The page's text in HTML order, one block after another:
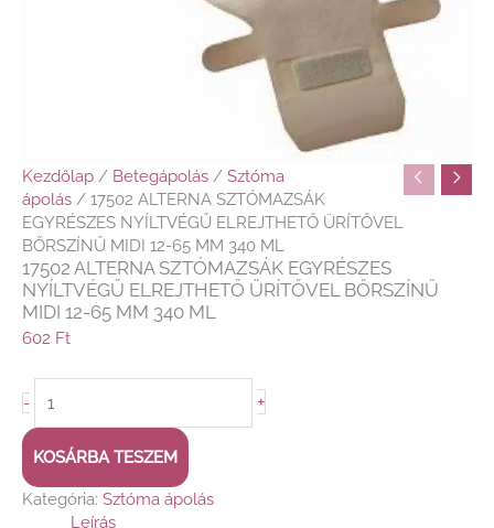
Kezdőlap / Betegápolás / Sztóma
ápolás / 17502 ALTERNA SZTÓMAZSÁK
EGYRÉSZES NYÍLTVÉGŰ ELREJTHETŐ ÜRÍTŐVEL
BŐRSZÍNŰ MIDI 12-65 MM 340 ML
17502 ALTERNA SZTÓMAZSÁK EGYRÉSZES
NYÍLTVÉGŰ ELREJTHETŐ ÜRÍTŐVEL BŐRSZÍNŰ
MIDI 12-65 MM 340 ML
602 Ft
- +
KOSÁRBA TESZEM
Kategória: Sztóma ápolás
Leírás